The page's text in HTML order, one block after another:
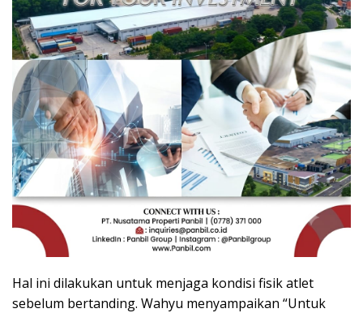
Hal ini dilakukan untuk menjaga kondisi fisik atlet
sebelum bertanding. Wahyu menyampaikan “Untuk